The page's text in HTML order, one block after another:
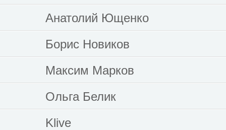
Анатолий Ющенко
Борис Новиков
Максим Марков
Ольга Белик
Klive